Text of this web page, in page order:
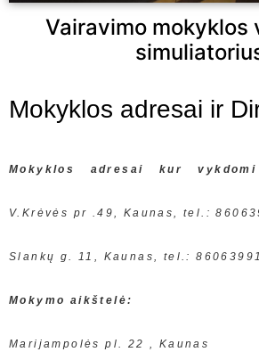
Vairavimo mokyklos
Mokyklos adresai ir
Mokyklos adresai kur vykdomi
V.Krėvės pr .49, Kaunas, tel.:
Slankų g. 11, Kaunas, tel.:
Mokymo aikštelė:
Marijampolės pl. 22 , Kaunas